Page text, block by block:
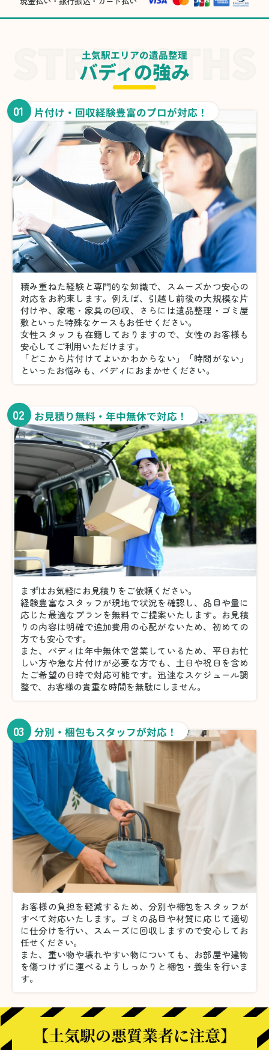
土気駅エリアの遺品整理
バディの強み
01 片付け・回収経験豊富のプロが対応！
積み重ねた経験と専門的な知識で、スムーズかつ安心の
対応をお約束します。例えば、引越し前後の大規模な片
付けや、家電・家具の回収、さらには遺品整理・ゴミ屋
敷といった特殊なケースもお任せください。
女性スタッフも在籍しておりますので、女性のお客様も
安心してご利用いただけます。
「どこから片付けてよいかわからない」「時間がない」
といったお悩みも、バディにおまかせください。
02 お見積り無料・年中無休で対応！
まずはお気軽にお見積りをご依頼ください。
経験豊富なスタッフが現地で状況を確認し、品目や量に
応じた最適なプランを無料でご提案いたします。お見積
りの内容は明確で追加費用の心配がないため、初めての
方でも安心です。
また、バディは年中無休で営業しているため、平日お忙
しい方や急な片付けが必要な方でも、土日や祝日を含め
たご希望の日時で対応可能です。迅速なスケジュール調
整で、お客様の貴重な時間を無駄にしません。
03 分別・梱包もスタッフが対応！
お客様の負担を軽減するため、分別や梱包をスタッフが
すべて対応いたします。 ゴミの品目や材質に応じて適切
に仕分けを行い、スムーズに回収しますので安心してお
任せください。
また、重い物や壊れやすい物についても、お部屋や建物
を傷つけずに運べるようしっかりと梱包・養生を行いま
す。
【土気駅の悪質業者に注意】